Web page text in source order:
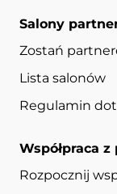
Salony
Zostań
Lista salonów
Regulamin
Współpraca
Rozpocznij